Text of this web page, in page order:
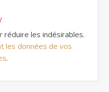
réduire les indésirables.
les données de vos
.